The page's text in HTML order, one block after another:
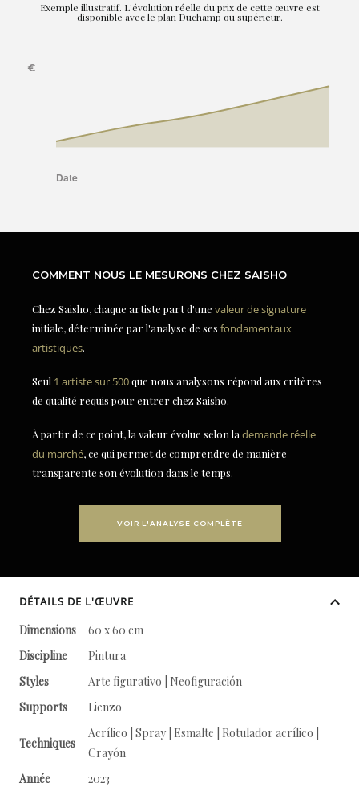
Exemple illustratif. L'évolution réelle du prix de cette œuvre est
disponible avec le plan Duchamp ou supérieur.
COMMENT NOUS LE MESURONS CHEZ SAISHO
Chez Saisho, chaque artiste part d'une valeur de signature
initiale, déterminée par l'analyse de ses fondamentaux
artistiques.
Seul 1 artiste sur 500que nous analysons répond aux critères
de qualité requis pour entrer chez Saisho.
À partir de ce point, la valeur évolue selon la demande réelle
du marché, ce qui permet de comprendre de manière
transparente son évolution dans le temps.
VOIR L'ANALYSE COMPLÈTE
DÉTAILS DE L'ŒUVRE
Dimensions
60 x 60 cm
Discipline
Pintura
Styles
Arte figurativo | Neofiguración
Supports
Lienzo
Techniques
Acrílico | Spray | Esmalte | Rotulador acrílico |
Crayón
Année
2023